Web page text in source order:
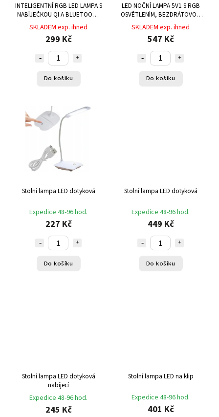
INTELIGENTNÍ RGB LED LAMPA S
NABÍJEČKOU QI A BLUETOOTH
REPRODUKTOREM - 5V1, BÍLÁ
SKLADEM exp. ihned
299 Kč
Do košíku
LED NOČNÍ LAMPA 5V1 S RGB
OSVĚTLENÍM, BEZDRÁTOVOU
NABÍJEČKOU A
REPRODUKTOREM
SKLADEM exp. ihned
547 Kč
Do košíku
Stolní lampa LED dotyková
Expedice 48-96 hod.
227 Kč
Do košíku
Stolní lampa LED dotyková
Expedice 48-96 hod.
449 Kč
Do košíku
Stolní lampa LED dotyková
nabíjecí
Expedice 48-96 hod.
245 Kč
Stolní lampa LED na klip
Expedice 48-96 hod.
401 Kč